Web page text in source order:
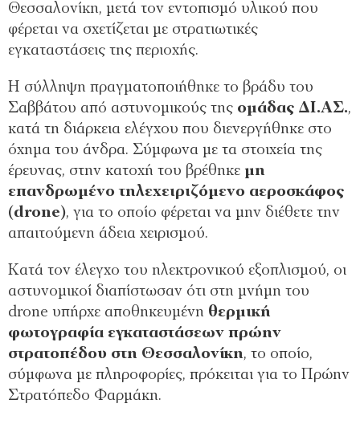
Θεσσαλονίκη, μετά τον εντοπισμό υλικού που
φέρεται να σχετίζεται με στρατιωτικές
εγκαταστάσεις της περιοχής.
Η σύλληψη πραγματοποιήθηκε το βράδυ του
Σαββάτου από αστυνομικούς της ομάδας ΔΙ.ΑΣ.,
κατά τη διάρκεια ελέγχου που διενεργήθηκε στο
όχημα του άνδρα. Σύμφωνα με τα στοιχεία της
έρευνας, στην κατοχή του βρέθηκε μη
επανδρωμένο τηλεχειριζόμενο αεροσκάφος
(drone), για το οποίο φέρεται να μην διέθετε την
απαιτούμενη άδεια χειρισμού.
Κατά τον έλεγχο του ηλεκτρονικού εξοπλισμού, οι
αστυνομικοί διαπίστωσαν ότι στη μνήμη του
drone υπήρχε αποθηκευμένη θερμική
φωτογραφία εγκαταστάσεων πρώην
στρατοπέδου στη Θεσσαλονίκη, το οποίο,
σύμφωνα με πληροφορίες, πρόκειται για το Πρώην
Στρατόπεδο Φαρμάκη.